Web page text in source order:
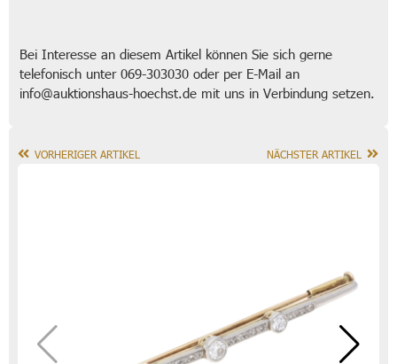
Bei Interesse an diesem Artikel können Sie sich gerne
telefonisch unter 069-303030 oder per E-Mail an
info@auktionshaus-hoechst.de mit uns in Verbindung setzen.
VORHERIGER ARTIKEL NÄCHSTER ARTIKEL